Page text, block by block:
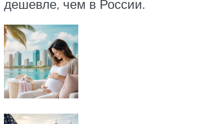
дешевле, чем в России.